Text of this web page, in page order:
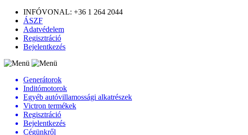
INFÓVONAL: +36 1 264 2044
ÁSZF
Adatvédelem
Regisztráció
Bejelentkezés
Generátorok
Inditómotorok
Egyéb autóvillamossági alkatrészek
Victron termékek
Regisztráció
Bejelentkezés
Cégünkről